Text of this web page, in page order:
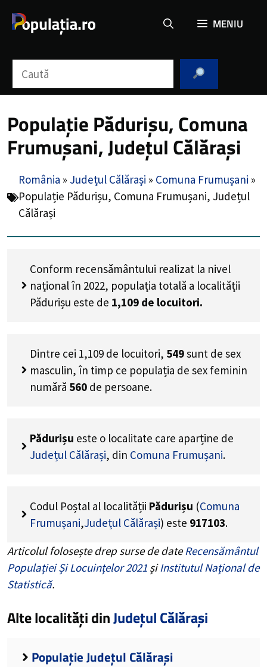
MENIU
Populație Pădurișu, Comuna
Frumușani, Județul Călărași
România » Județul Călărași » Comuna Frumușani »
Populație Pădurișu, Comuna Frumușani, Județul
Călărași
Conform recensământului realizat la nivel
național în 2022, populația totală a localității
Pădurișu este de 1,109 de locuitori.
Dintre cei 1,109 de locuitori, 549sunt de sex
masculin, în timp ce populația de sex feminin
numără 560 de persoane.
Pădurișu este o localitate care aparține de
Județul Călărași, din Comuna Frumușani.
Codul Poștal al localității Pădurișu (Comuna
Frumușani,Județul Călărași) este 917103.
Articolul folosește drep surse de dateRecensământul
Populației Și Locuințelor 2021 șiInstitutul Național de
Statistică.
Alte localități dinJudețul Călărași
Populație Județul Călărași